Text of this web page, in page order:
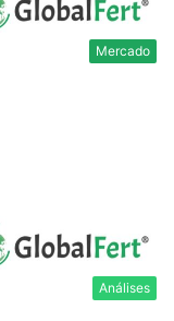
Mercado
Análises